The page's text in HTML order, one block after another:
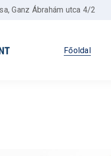
Ganz Ábrahám utca 4/2
Főoldal